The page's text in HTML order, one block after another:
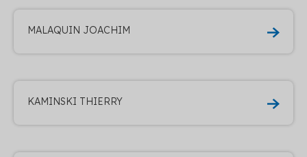
MALAQUIN JOACHIM
KAMINSKI THIERRY